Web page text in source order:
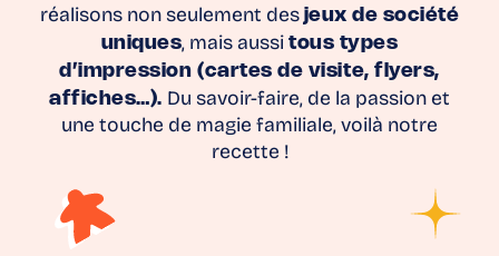
réalisons non seulement des jeux de société
uniques, mais aussitous types
d’impression (cartes de visite, flyers,
affiches…). Du savoir-faire, de la passion et
une touche de magie familiale, voilà notre
recette !